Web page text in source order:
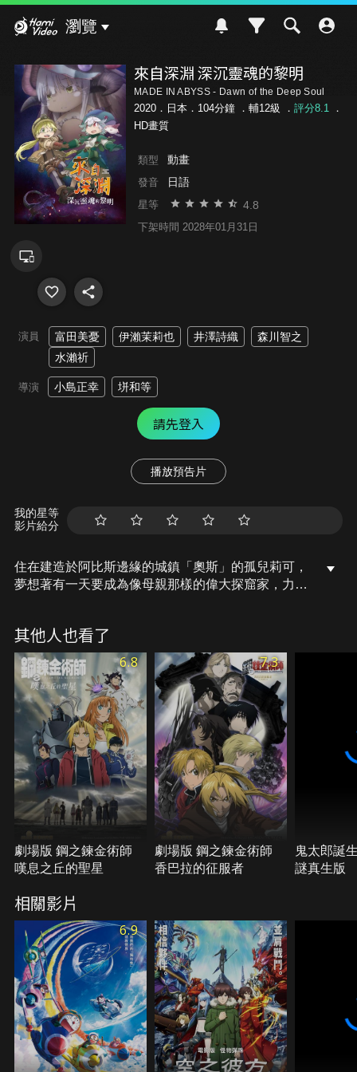
瀏覽
來自深淵 深沉靈魂的黎明
MADE IN ABYSS - Dawn of the Deep Soul
2020．日本．104分鐘 ． 輔12級 ． 評分8.1．
HD畫質
類型 動畫
發音 日語
星等 4.8
下架時間 2028年01月31日
演員 富田美憂 伊瀨茉莉也 井澤詩織
森川智之
水瀨祈
導演 小島正幸 垪和等
請先登入
播放預告片
我的星等
影片給分
住在建造於阿比斯邊緣的城鎮「奧斯」的孤兒莉可，
夢想著有一天要成為像母親那樣的偉大探窟家，力圖
層遭受穿彈獸的毒素折磨，被「生骸」娜娜奇拯救，
並在前往深界五層冒險時遇到一個自稱是普魯修卡的
女孩……
其他人也看了
6.8
劇場版 鋼之鍊金術師
嘆息之丘的聖星
7.3
劇場版 鋼之鍊金術師
香巴拉的征服者
鬼太郎誕
謎真生版
相關影片
6.9